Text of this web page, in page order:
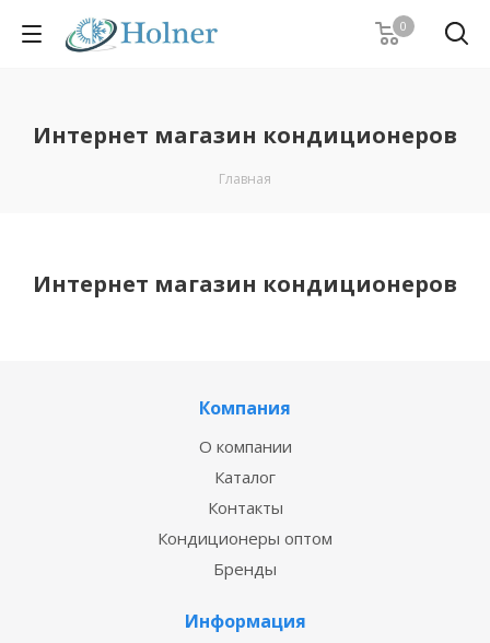
0
Интернет магазин кондиционеров
Главная
Интернет магазин кондиционеров
Компания
О компании
Каталог
Контакты
Кондиционеры оптом
Бренды
Информация